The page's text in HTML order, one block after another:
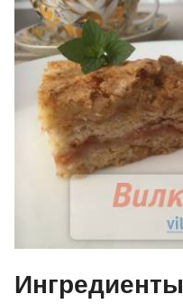
Ингредиенты